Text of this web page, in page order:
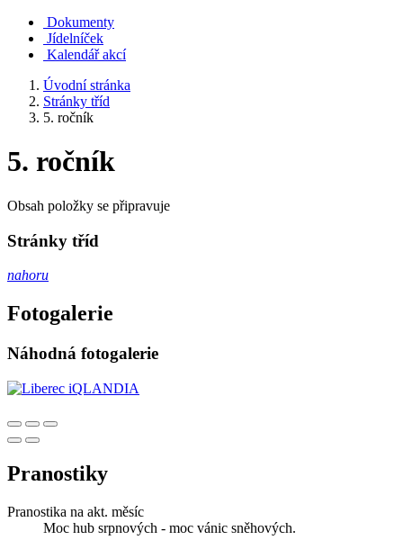
Dokumenty
Jídelníček
Kalendář akcí
Úvodní stránka
Stránky tříd
5. ročník
5. ročník
Obsah položky se připravuje
Stránky tříd
nahoru
Fotogalerie
Náhodná fotogalerie
Pranostiky
Pranostika na akt. měsíc
Moc hub srpnových - moc vánic sněhových.